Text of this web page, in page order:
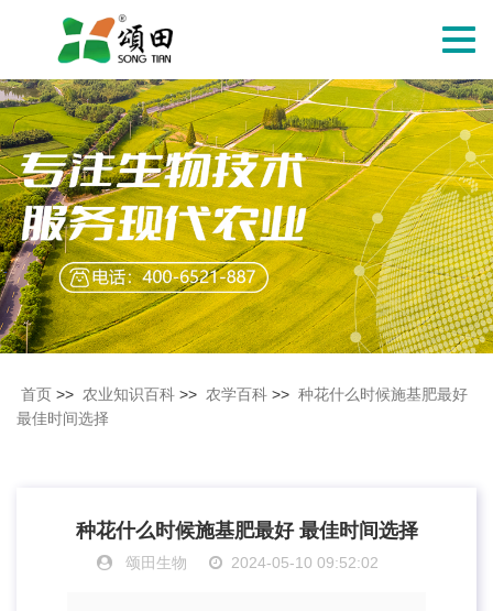
切
导
航
首页 >> 农业知识百科 >> 农学百科 >> 种花什么时候施基肥最好
最佳时间选择
种花什么时候施基肥最好 最佳时间选择
颂田生物 2024-05-10 09:52:02